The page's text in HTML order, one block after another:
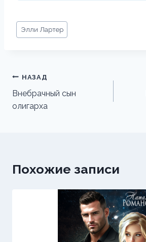
Метки
записи:
Элли Лартер
Навигация
по
записям
НАЗАД
Внебрачный сын
олигарха
Похожие записи